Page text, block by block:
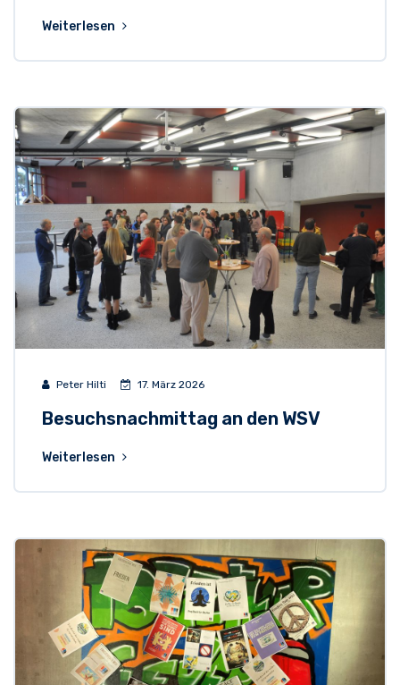
Weiterlesen
Peter Hilti 17. März 2026
Besuchsnachmittag an den WSV
Weiterlesen